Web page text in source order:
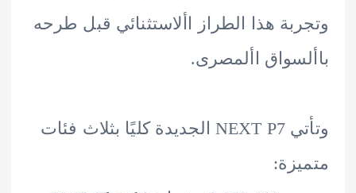
هذا الطراز األاستثنائي قبل طرحه
األمصرى.
وتأتي NEXT P7 الجديدة كليًا بثلاث فئات